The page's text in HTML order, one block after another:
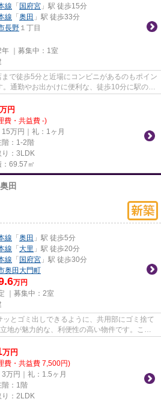
線 「 国府宮 」駅 徒歩15分
線 「 奥田 」駅 徒歩33分
長野 １丁目
｜募集中： 1室
で徒歩5分と近場にコンビニがあるのもポイン
。通勤やお出かけに便利な、徒歩10分に駅のあ
万円
費・共益費 -)
15万円｜礼：1ヶ月
階：1-2階
り：3LDK
：69.57㎡
田
線 「 奥田 」駅 徒歩5分
線 「 大里 」駅 徒歩20分
線 「 国府宮 」駅 徒歩30分
奥田大門町
万円
｜募集中： 2室
とゴミ出しできるように、共用部にゴミ捨て
地が魅力的な、利便性の高い物件です。こち
万円
費・共益費 7,500円)
3万円｜礼：1.5ヶ月
階：1階
り：2LDK